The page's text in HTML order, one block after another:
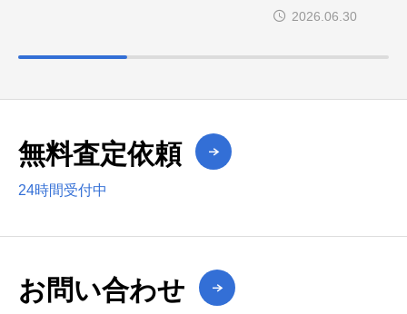
した。
2026.06.30
無料査定依頼
24時間受付中
お問い合わせ